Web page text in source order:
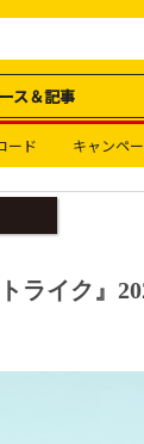
ス＆記事
ード キャンペ
ライク』